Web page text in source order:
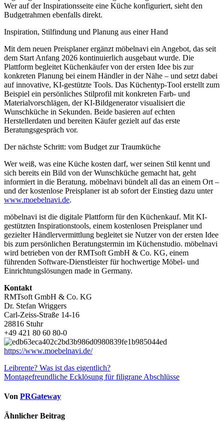
Wer auf der Inspirationsseite eine Küche konfiguriert, sieht den
Budgetrahmen ebenfalls direkt.
Inspiration, Stilfindung und Planung aus einer Hand
Mit dem neuen Preisplaner ergänzt möbelnavi ein Angebot, das seit
dem Start Anfang 2026 kontinuierlich ausgebaut wurde. Die
Plattform begleitet Küchenkäufer von der ersten Idee bis zur
konkreten Planung bei einem Händler in der Nähe – und setzt dabei
auf innovative, KI-gestützte Tools. Das Küchentyp-Tool erstellt zum
Beispiel ein persönliches Stilprofil mit konkreten Farb- und
Materialvorschlägen, der KI-Bildgenerator visualisiert die
Wunschküche in Sekunden. Beide basieren auf echten
Herstellerdaten und bereiten Käufer gezielt auf das erste
Beratungsgespräch vor.
Der nächste Schritt: vom Budget zur Traumküche
Wer weiß, was eine Küche kosten darf, wer seinen Stil kennt und
sich bereits ein Bild von der Wunschküche gemacht hat, geht
informiert in die Beratung. möbelnavi bündelt all das an einem Ort –
und der kostenlose Preisplaner ist ab sofort der Einstieg dazu unter
www.moebelnavi.de.
möbelnavi ist die digitale Plattform für den Küchenkauf. Mit KI-
gestützten Inspirationstools, einem kostenlosen Preisplaner und
gezielter Händlervermittlung begleitet sie Nutzer von der ersten Idee
bis zum persönlichen Beratungstermin im Küchenstudio. möbelnavi
wird betrieben von der RMTsoft GmbH & Co. KG, einem
führenden Software-Dienstleister für hochwertige Möbel- und
Einrichtungslösungen made in Germany.
Kontakt
RMTsoft GmbH & Co. KG
Dr. Stefan Wriggers
Carl-Zeiss-Straße 14-16
28816 Stuhr
+49 421 80 60 80-0
https://www.moebelnavi.de/
Beitragsnavigation
Leibrente? Was ist das eigentlich?
Montagefreundliche Ecklösung für filigrane Abschlüsse
Von PRGateway
Ähnlicher Beitrag